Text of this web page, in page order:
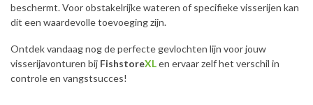
beschermt. Voor obstakelrijke wateren of specifieke visserijen kan
dit een waardevolle toevoeging zijn.
Ontdek vandaag nog de perfecte gevlochten lijn voor jouw
visserijavonturen bij FishstoreXLen ervaar zelf het verschil in
controle en vangstsucces!